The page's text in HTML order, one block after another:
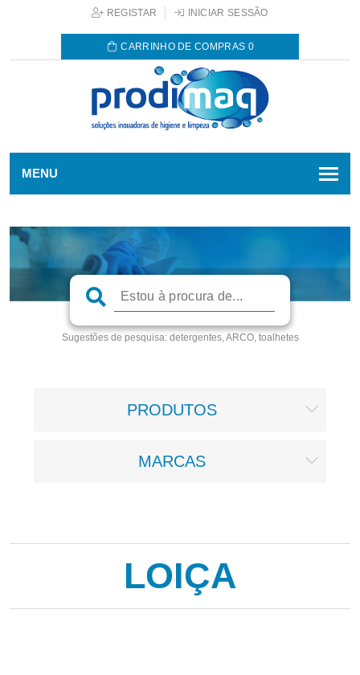
REGISTAR INICIAR SESSÃO
CARRINHO DE COMPRAS 0
MENU
Sugestões de pesquisa:detergentes, ARCO, toalhetes
PRODUTOS
MARCAS
LOIÇA